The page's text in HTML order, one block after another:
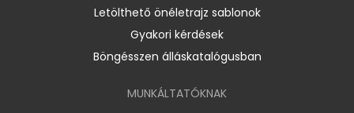
Letölthető önéletrajz sablonok
Gyakori kérdések
Böngésszen álláskatalógusban
MUNKÁLTATÓKNAK